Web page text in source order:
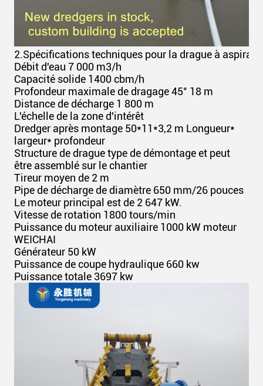
2.Spécifications techniques pour la drague à
Débit d'eau 7 000 m3/h
Capacité solide 1400 cbm/h
Profondeur maximale de dragage 45° 18 m
Distance de décharge 1 800 m
L'échelle de la zone d'intérêt
Dredger après montage 50*11*3,2 m Longueur*
largeur* profondeur
Structure de drague type de démontage et peut
être assemblé sur le chantier
Tireur moyen de 2 m
Pipe de décharge de diamètre 650 mm/26 pouces
Le moteur principal est de 2 647 kW.
Vitesse de rotation 1800 tours/min
Puissance du moteur auxiliaire 1000 kW moteur
WEICHAI
Générateur 50 kW
Puissance de coupe hydraulique 660 kw
Puissance totale 3697 kw